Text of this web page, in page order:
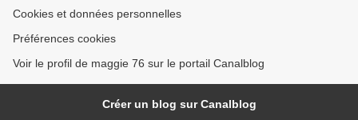
Cookies et données personnelles
Préférences cookies
Voir le profil de maggie 76 sur le portail Canalblog
Créer un blog sur Canalblog